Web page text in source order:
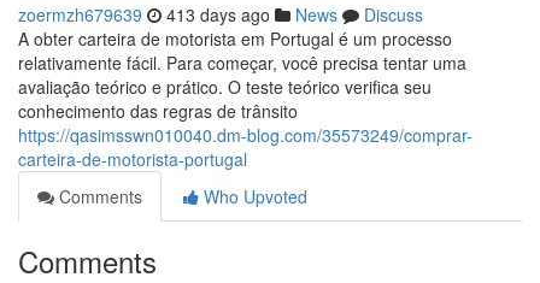
zoermzh679639 413 days ago News
Discuss
A obter carteira de motorista em Portugal é um processo
relativamente fácil. Para começar, você precisa tentar uma
avaliação teórico e prático. O teste teórico verifica seu
conhecimento das regras de trânsito
https://qasimsswn010040.dm-blog.com/35573249/comprar-
carteira-de-motorista-portugal
Comments
Who Upvoted
Comments